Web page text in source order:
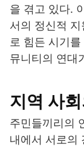
을 겪고 있다.
서의 정신적
로 힘든 시기
뮤니티의 연대
지역 사
주민들끼리의
내에서 서로의